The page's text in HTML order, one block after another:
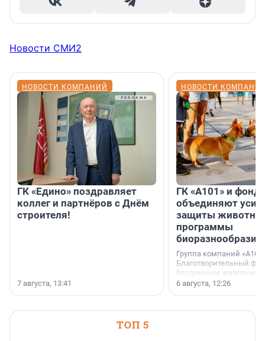
Новости СМИ2
НОВОСТИ КОМПАНИЙ
ГК «Едино» поздравляет
коллег и партнёров с Днём
строителя!
7 августа, 13:41
НОВОСТИ
ГК «А101» и фонд
объединяют
защиты
программы
биоразнообразия
Группа компаний
Благотворительный
бездомным животным
заключили соглашение
6 августа, 12:26
ТОП 5